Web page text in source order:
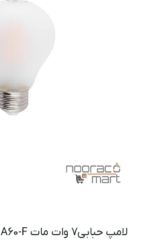
لامپ حبابی7 وات مات SH-A60-F شعاع